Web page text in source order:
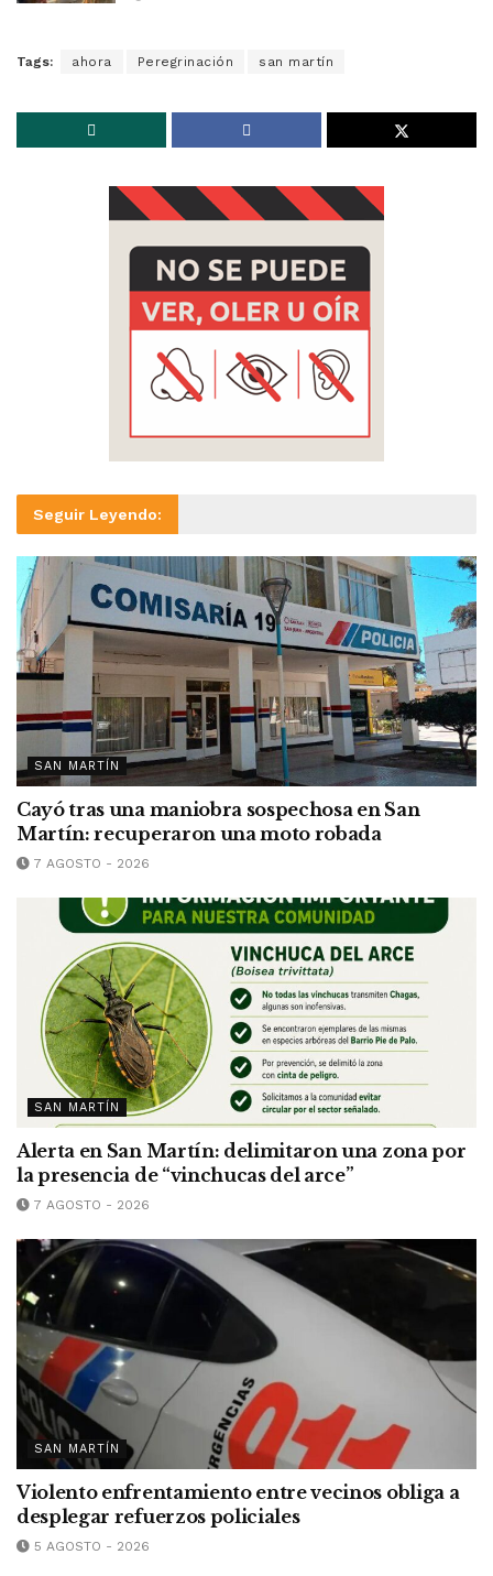
Tags: ahora Peregrinación san martín
Seguir Leyendo:
SAN MARTÍN
Cayó tras una maniobra sospechosa en San
Martín: recuperaron una moto robada
7 AGOSTO - 2026
SAN MARTÍN
Alerta en San Martín: delimitaron una zona por
la presencia de “vinchucas del arce”
7 AGOSTO - 2026
SAN MARTÍN
Violento enfrentamiento entre vecinos obliga a
desplegar refuerzos policiales
5 AGOSTO - 2026